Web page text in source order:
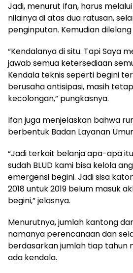
Jadi, menurut Ifan, harus
nilainya di atas dua ratusan,
penginputan. Kemudian
“Kendalanya di situ. Tapi Saya
jawab semua ketersediaan
Kendala teknis seperti begini
berusaha antisipasi, masih
kecolongan,” pungkasnya.
Ifan juga menjelaskan bahwa
berbentuk Badan Layanan
“Jadi terkait belanja apa-apa
sudah BLUD kami bisa kelola
emergensi begini. Jadi sisa
2018 untuk 2019 belum masuk
begini,” jelasnya.
Menurutnya, jumlah kantong
namanya perencanaan dan
berdasarkan jumlah tiap tahun
ada kendala.